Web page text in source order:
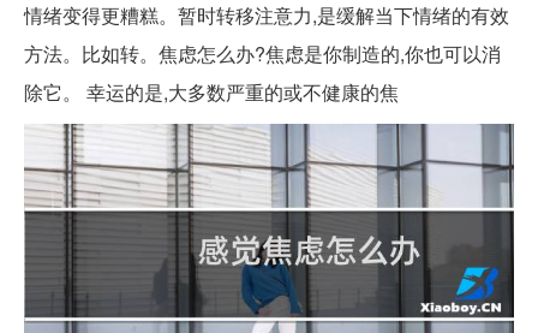
情绪变得更糟糕。暂时转移注意力,是缓解当下情绪的有效
方法。比如转。焦虑怎么办?焦虑是你制造的,你也可以消
除它。 幸运的是,大多数严重的或不健康的焦